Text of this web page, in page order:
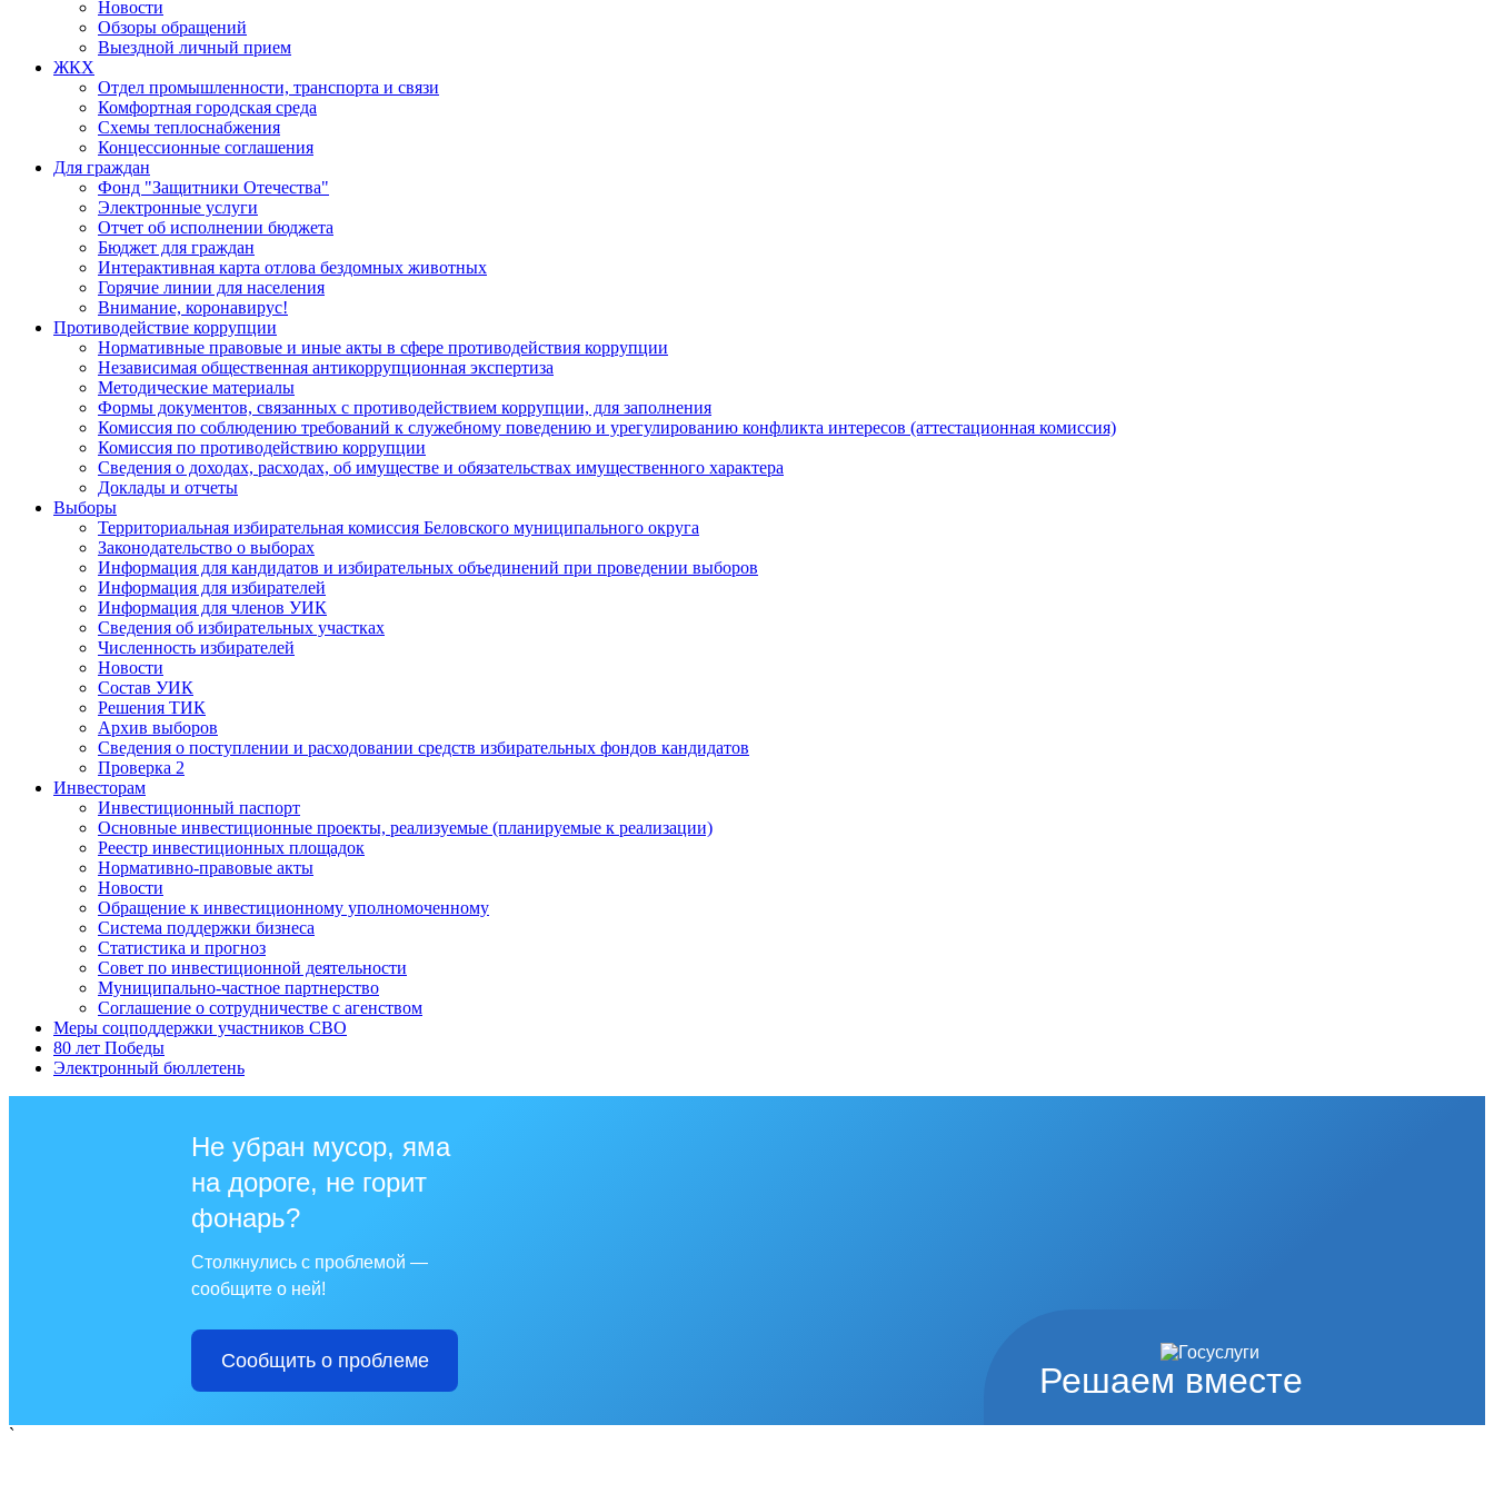
Новости
Обзоры обращений
Выездной личный прием
ЖКХ
Отдел промышленности, транспорта и связи
Комфортная городская среда
Схемы теплоснабжения
Концессионные соглашения
Для граждан
Фонд "Защитники Отечества"
Электронные услуги
Отчет об исполнении бюджета
Бюджет для граждан
Интерактивная карта отлова бездомных животных
Горячие линии для населения
Внимание, коронавирус!
Противодействие коррупции
Нормативные правовые и иные акты в сфере противодействия коррупции
Независимая общественная антикоррупционная экспертиза
Методические материалы
Формы документов, связанных с противодействием коррупции, для заполнения
Комиссия по соблюдению требований к служебному поведению и урегулированию конфликта интересов (аттестационная комиссия)
Комиссия по противодействию коррупции
Сведения о доходах, расходах, об имуществе и обязательствах имущественного характера
Доклады и отчеты
Выборы
Территориальная избирательная комиссия Беловского муниципального округа
Законодательство о выборах
Информация для кандидатов и избирательных объединений при проведении выборов
Информация для избирателей
Информация для членов УИК
Сведения об избирательных участках
Численность избирателей
Новости
Состав УИК
Решения ТИК
Архив выборов
Сведения о поступлении и расходовании средств избирательных фондов кандидатов
Проверка 2
Инвесторам
Инвестиционный паспорт
Основные инвестиционные проекты, реализуемые (планируемые к реализации)
Реестр инвестиционных площадок
Нормативно-правовые акты
Новости
Обращение к инвестиционному уполномоченному
Система поддержки бизнеса
Статистика и прогноз
Совет по инвестиционной деятельности
Муниципально-частное партнерство
Соглашение о сотрудничестве с агенством
Меры соцподдержки участников СВО
80 лет Победы
Электронный бюллетень
Решаем вместе
Не убран мусор, яма
на дороге, не горит
фонарь?
Столкнулись с проблемой —
сообщите о ней!
Сообщить о проблеме
`